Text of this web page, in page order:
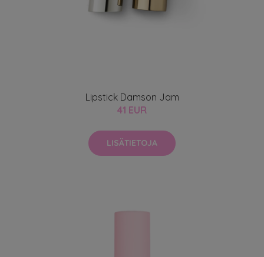
Lipstick Damson Jam
41 EUR
LISÄTIETOJA